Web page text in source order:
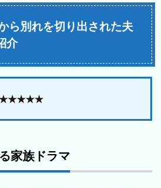
ら別れを切り出された夫
介
★★★★★
家族ドラマ